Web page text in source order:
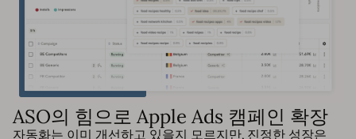
ASO의 힘으로 Apple Ads 캠페인 확장
자동화는 이미 개선하고 있을지 모르지만, 진정한 성장은